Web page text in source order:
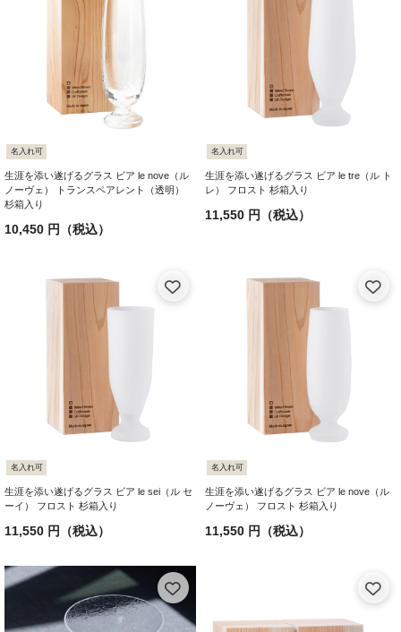
名入れ可
生涯を添い遂げるグラス ビア le nove（ル
ノーヴェ） トランスペアレント（透明）
杉箱入り
10,450 円（税込）
名入れ可
生涯を添い遂げるグラス ビア le tre（ル ト
レ） フロスト 杉箱入り
11,550 円（税込）
名入れ可
生涯を添い遂げるグラス ビア le sei（ル セ
ーイ） フロスト 杉箱入り
11,550 円（税込）
名入れ可
生涯を添い遂げるグラス ビア le nove（ル
ノーヴェ） フロスト 杉箱入り
11,550 円（税込）